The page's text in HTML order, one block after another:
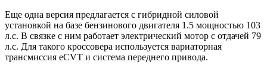
Еще одна версия предлагается с гибридной силовой
установкой на базе бензинового двигателя 1.5 мощностью 103
л.с. В связке с ним работает электрический мотор с отдачей 79
л.с. Для такого кроссовера используется вариаторная
трансмиссия eCVT и система переднего привода.